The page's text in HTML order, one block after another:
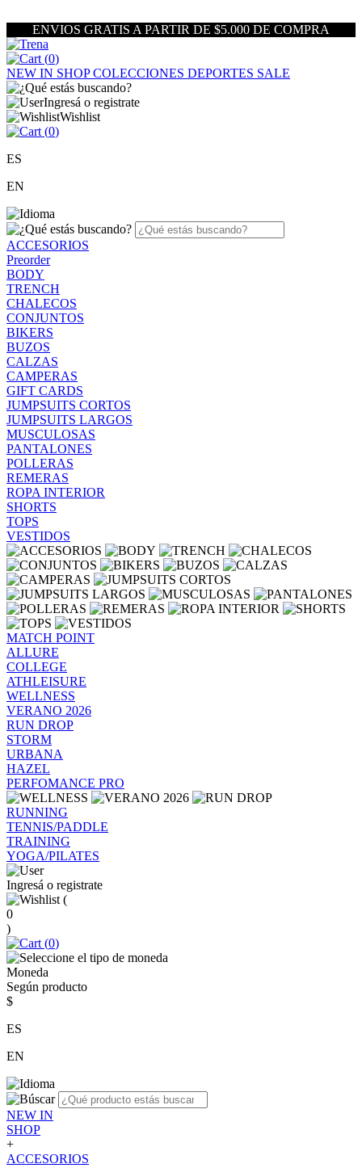
ENVIOS GRATIS A PARTIR DE $5.000 DE COMPRA
(0)
NEW IN SHOPCOLECCIONES DEPORTES SALE
Ingresá o registrate
Wishlist
(0)
ES
EN
ACCESORIOS
Preorder
BODY
TRENCH
CHALECOS
CONJUNTOS
BIKERS
BUZOS
CALZAS
CAMPERAS
GIFT CARDS
JUMPSUITS CORTOS
JUMPSUITS LARGOS
MUSCULOSAS
PANTALONES
POLLERAS
REMERAS
ROPA INTERIOR
SHORTS
TOPS
VESTIDOS
MATCH POINT
ALLURE
COLLEGE
ATHLEISURE
WELLNESS
VERANO 2026
RUN DROP
STORM
URBANA
HAZEL
PERFOMANCE PRO
RUNNING
TENNIS/PADDLE
TRAINING
YOGA/PILATES
Ingresá o registrate
(
0
)
(0)
Moneda
Según producto
$
ES
EN
NEW IN
SHOP
+
ACCESORIOS